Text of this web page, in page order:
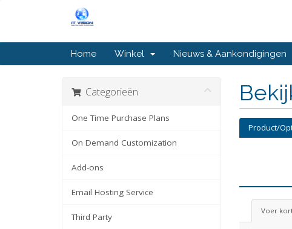
Home Winkel Nieuws & Aankondigingen
Categorieën
One Time Purchase Plans
On Demand Customization
Add-ons
Email Hosting Service
Third Party
Product/
Voer